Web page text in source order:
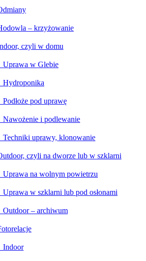
– krzyżowanie
czyli w domu
w Glebie
pod uprawę
i podlewanie
uprawy, klonowanie
czyli na dworze lub w szklarni
na wolnym powietrzu
w szklarni lub pod osłonami
– archiwum